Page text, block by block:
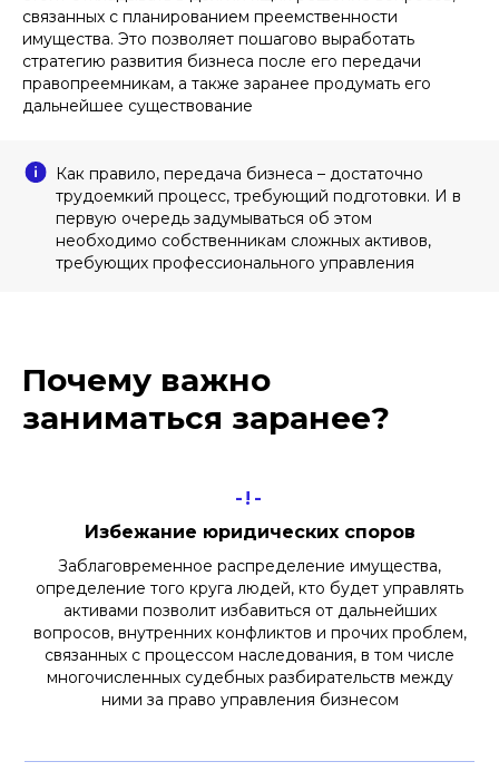
связанных с планированием преемственности
имущества. Это позволяет пошагово выработать
стратегию развития бизнеса после его передачи
правопреемникам, а также заранее продумать его
дальнейшее существование
Как правило, передача бизнеса – достаточно
трудоемкий процесс, требующий подготовки. И в
первую очередь задумываться об этом
необходимо собственникам сложных активов,
требующих профессионального управления
Почему важно
заниматься заранее?
-!-
Избежание юридических споров
Заблаговременное распределение имущества,
определение того круга людей, кто будет управлять
активами позволит избавиться от дальнейших
вопросов, внутренних конфликтов и прочих проблем,
связанных с процессом наследования, в том числе
многочисленных судебных разбирательств между
ними за право управления бизнесом